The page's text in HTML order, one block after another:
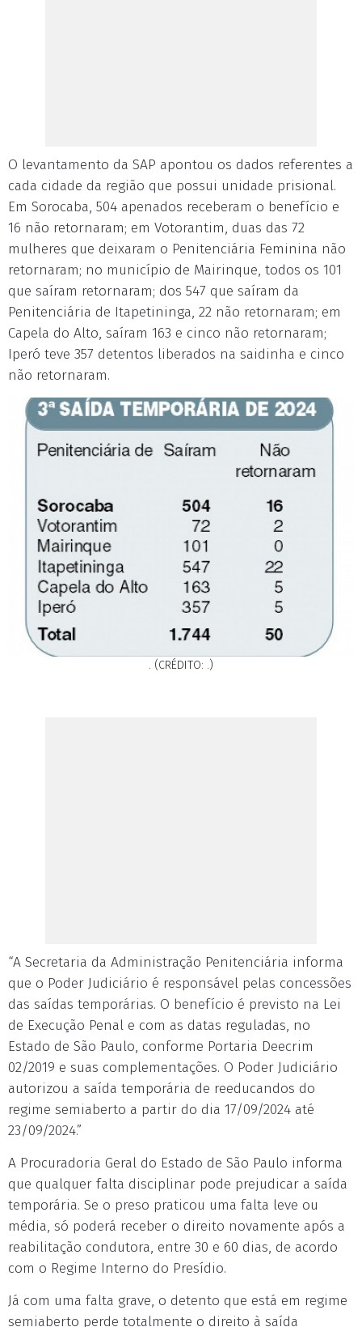
O levantamento da SAP apontou os dados referentes a
cada cidade da região que possui unidade prisional.
Em Sorocaba, 504 apenados receberam o benefício e
16 não retornaram; em Votorantim, duas das 72
mulheres que deixaram o Penitenciária Feminina não
retornaram; no município de Mairinque, todos os 101
que saíram retornaram; dos 547 que saíram da
Penitenciária de Itapetininga, 22 não retornaram; em
Capela do Alto, saíram 163 e cinco não retornaram;
Iperó teve 357 detentos liberados na saidinha e cinco
não retornaram.
. (CRÉDITO: .)
“A Secretaria da Administração Penitenciária informa
que o Poder Judiciário é responsável pelas concessões
das saídas temporárias. O benefício é previsto na Lei
de Execução Penal e com as datas reguladas, no
Estado de São Paulo, conforme Portaria Deecrim
02/2019 e suas complementações. O Poder Judiciário
autorizou a saída temporária de reeducandos do
regime semiaberto a partir do dia 17/09/2024 até
23/09/2024.”
A Procuradoria Geral do Estado de São Paulo informa
que qualquer falta disciplinar pode prejudicar a saída
temporária. Se o preso praticou uma falta leve ou
média, só poderá receber o direito novamente após a
reabilitação condutora, entre 30 e 60 dias, de acordo
com o Regime Interno do Presídio.
Já com uma falta grave, o detento que está em regime
semiaberto perde totalmente o direito à saída